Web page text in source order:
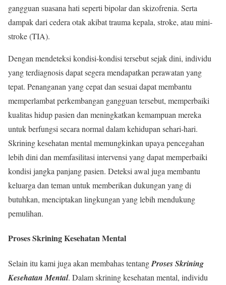
gangguan suasana hati seperti bipolar dan skizofrenia. Serta
dampak dari cedera otak akibat trauma kepala, stroke, atau mini-
stroke (TIA).
Dengan mendeteksi kondisi-kondisi tersebut sejak dini, individu
yang terdiagnosis dapat segera mendapatkan perawatan yang
tepat. Penanganan yang cepat dan sesuai dapat membantu
memperlambat perkembangan gangguan tersebut, memperbaiki
kualitas hidup pasien dan meningkatkan kemampuan mereka
untuk berfungsi secara normal dalam kehidupan sehari-hari.
Skrining kesehatan mental memungkinkan upaya pencegahan
lebih dini dan memfasilitasi intervensi yang dapat memperbaiki
kondisi jangka panjang pasien. Deteksi awal juga membantu
keluarga dan teman untuk memberikan dukungan yang di
butuhkan, menciptakan lingkungan yang lebih mendukung
pemulihan.
Proses Skrining Kesehatan Mental
Selain itu kami juga akan membahas tentangProses Skrining
Kesehatan Mental. Dalam skrining kesehatan mental, individu